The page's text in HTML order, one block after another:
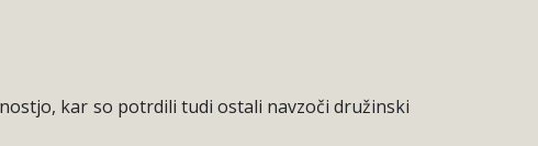
kar so potrdili tudi ostali navzoči družinski